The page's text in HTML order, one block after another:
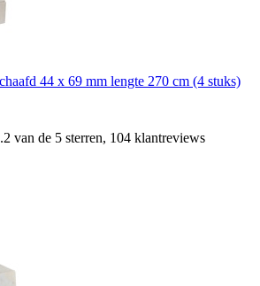
44 x 69 mm lengte 270 cm (4 stuks)
van de 5 sterren, 104 klantreviews